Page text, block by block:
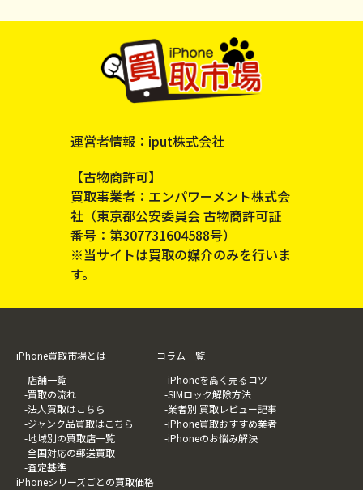
iPhone買取市場とは
-店舗一覧
-買取の流れ
-法人買取はこちら
-ジャンク品買取はこちら
-地域別の買取店一覧
-全国対応の郵送買取
-査定基準
コラム一覧
-iPhoneを高く売るコツ
-SIMロック解除方法
-業者別 買取レビュー記事
-iPhone買取おすすめ業者
-iPhoneのお悩み解決
iPhoneシリーズごとの買取価格
運営者情報：iput株式会社
【古物商許可】
買取事業者：エンパワーメント株式会
社（東京都公安委員会 古物商許可証
番号：第307731604588号）
※当サイトは買取の媒介のみを行いま
す。